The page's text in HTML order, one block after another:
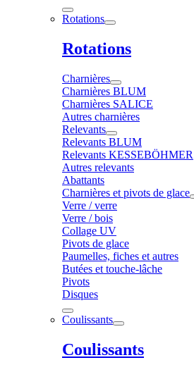
Rotations
Rotations
Charnières
Charnières BLUM
Charnières SALICE
Autres charnières
Relevants
Relevants BLUM
Relevants KESSEBÖHMER
Autres relevants
Abattants
Charnières et pivots de glace
Verre / verre
Verre / bois
Collage UV
Pivots de glace
Paumelles, fiches et autres
Butées et touche-lâche
Pivots
Disques
Coulissants
Coulissants